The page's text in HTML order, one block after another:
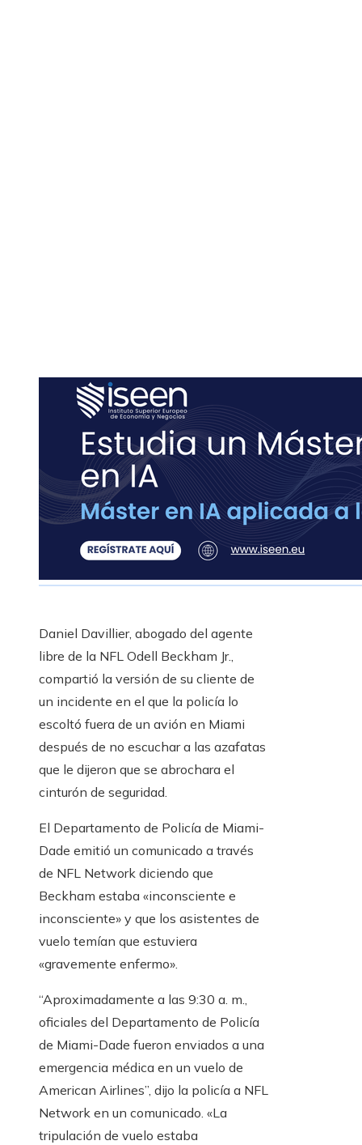
Daniel Davillier, abogado del agente
libre de la NFL Odell Beckham Jr.,
compartió la versión de su cliente de
un incidente en el que la policía lo
escoltó fuera de un avión en Miami
después de no escuchar a las azafatas
que le dijeron que se abrochara el
cinturón de seguridad.
El Departamento de Policía de Miami-
Dade emitió un comunicado a través
de NFL Network diciendo que
Beckham estaba «inconsciente e
inconsciente» y que los asistentes de
vuelo temían que estuviera
«gravemente enfermo».
“Aproximadamente a las 9:30 a. m.,
oficiales del Departamento de Policía
de Miami-Dade fueron enviados a una
emergencia médica en un vuelo de
American Airlines”, dijo la policía a NFL
Network en un comunicado. «La
tripulación de vuelo estaba